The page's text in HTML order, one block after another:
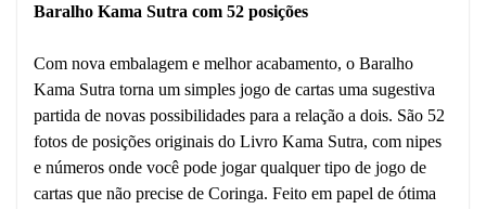
Baralho Kama Sutra com 52 posições
Com nova embalagem e melhor acabamento, o Baralho
Kama Sutra torna um simples jogo de cartas uma sugestiva
partida de novas possibilidades para a relação a dois. São 52
fotos de posições originais do Livro Kama Sutra, com nipes
e números onde você pode jogar qualquer tipo de jogo de
cartas que não precise de Coringa. Feito em papel de ótima